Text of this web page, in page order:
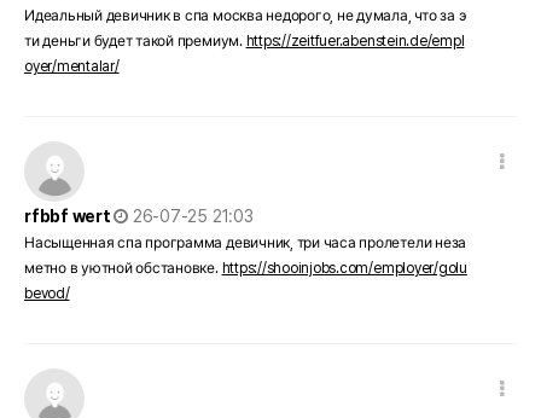
Идеальный девичник в спа москва недорого, не думала, что за э
ти деньги будет такой премиум. https://zeitfuer.abenstein.de/empl
oyer/mentalar/
rfbbf wert
작성일
26-07-25 21:03
Насыщенная спа программа девичник, три часа пролетели неза
метно в уютной обстановке. https://shooinjobs.com/employer/golu
bevod/